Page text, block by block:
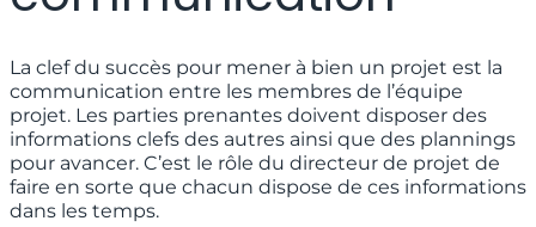
La clef du succès pour mener à bien un projet est la
communication entre les membres de l’équipe
projet. Les parties prenantes doivent disposer des
informations clefs des autres ainsi que des plannings
pour avancer. C’est le rôle du directeur de projet de
faire en sorte que chacun dispose de ces informations
dans les temps.